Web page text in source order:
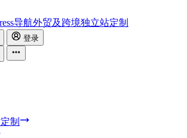
导航外贸及跨境独立站定制
登录
制